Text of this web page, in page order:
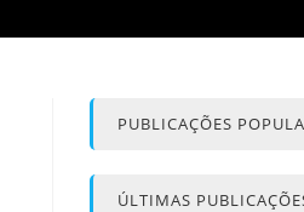
PUBLICAÇÕES
ÚLTIMAS